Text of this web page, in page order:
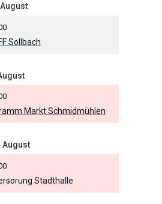
August
Sollbach
Markt Schmidmühlen
August
Stadthalle